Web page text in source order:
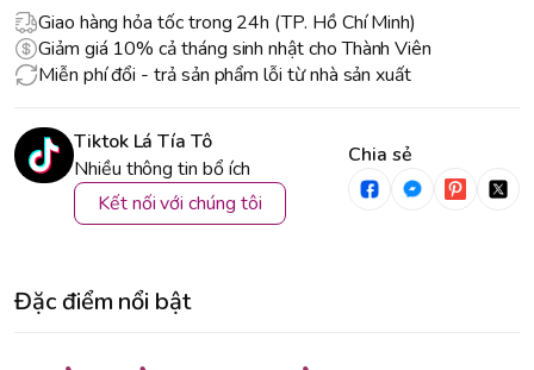
Giao hàng hỏa tốc trong 24h (TP. Hồ Chí Minh)
Giảm giá 10% cả tháng sinh nhật cho Thành Viên
Miễn phí đổi - trả sản phẩm lỗi từ nhà sản xuất
Tiktok Lá Tía Tô
Nhiều thông tin bổ ích
Kết nối với chúng tôi
Chia sẻ
Đặc điểm nổi bật